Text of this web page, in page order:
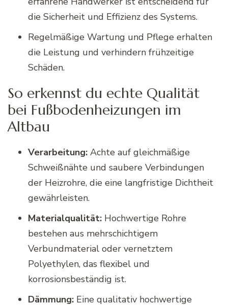
die Sicherheit und Effizienz des Systems.
Regelmäßige Wartung und Pflege erhalten
die Leistung und verhindern frühzeitige
Schäden.
So erkennst du echte Qualität
bei Fußbodenheizungen im
Altbau
Verarbeitung: Achte auf gleichmäßige
Schweißnähte und saubere Verbindungen
der Heizrohre, die eine langfristige Dichtheit
gewährleisten.
Materialqualität: Hochwertige Rohre
bestehen aus mehrschichtigem
Verbundmaterial oder vernetztem
Polyethylen, das flexibel und
korrosionsbeständig ist.
Dämmung: Eine qualitativ hochwertige